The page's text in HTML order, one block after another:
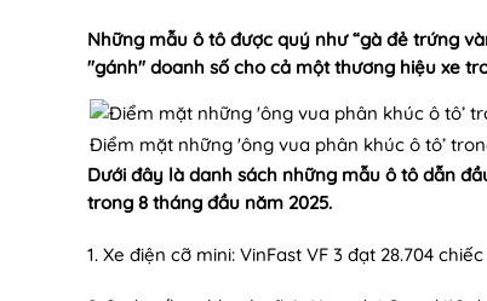
Những mẫu ô tô được quý như “gà đẻ trứng
"gánh" doanh số cho cả một thương hiệu xe
Điểm mặt những 'ông vua phân khúc ô tô’
Dưới đây là danh sách những mẫu ô tô dẫn
trong 8 tháng đầu năm 2025.
1. Xe điện cỡ mini: VinFast VF 3 đạt 28.704 chiếc